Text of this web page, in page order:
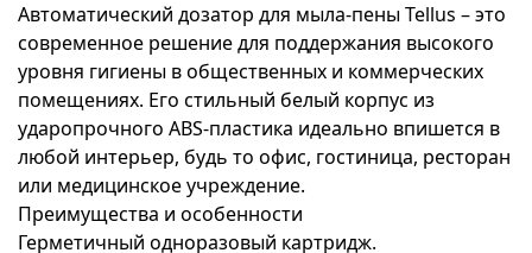
Автоматический дозатор для мыла-пены Tellus – это
современное решение для поддержания высокого
уровня гигиены в общественных и коммерческих
помещениях. Его стильный белый корпус из
ударопрочного ABS-пластика идеально впишется в
любой интерьер, будь то офис, гостиница, ресторан
или медицинское учреждение.
Преимущества и особенности
Герметичный одноразовый картридж.